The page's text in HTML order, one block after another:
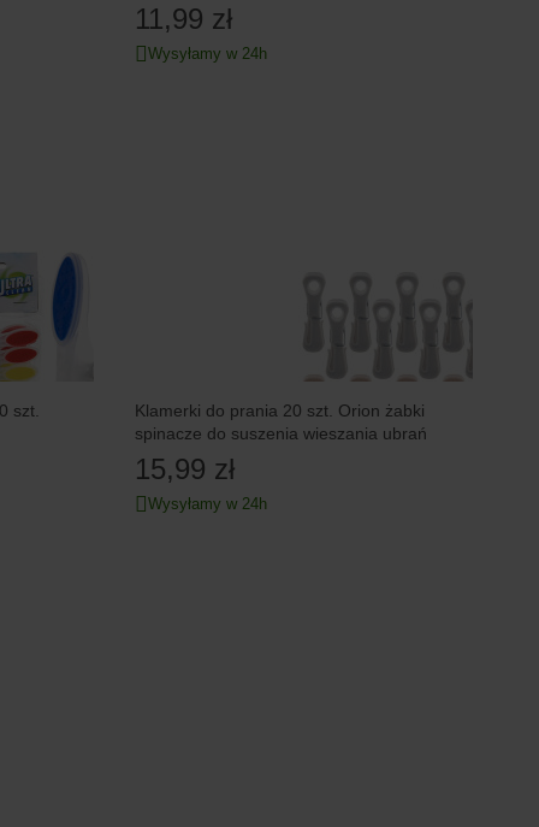
11,99 zł
Wysyłamy w 24h
szt.
Klamerki do prania 20 szt. Orion żabki
spinacze do suszenia wieszania ubrań
15,99 zł
Wysyłamy w 24h